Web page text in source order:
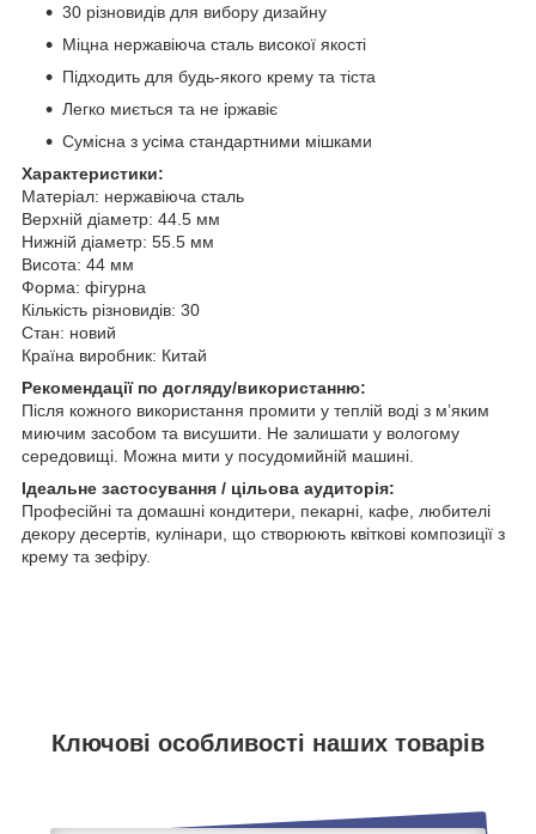
30 різновидів для вибору дизайну
Міцна нержавіюча сталь високої якості
Підходить для будь-якого крему та тіста
Легко миється та не іржавіє
Сумісна з усіма стандартними мішками
Характеристики:
Матеріал: нержавіюча сталь
Верхній діаметр: 44.5 мм
Нижній діаметр: 55.5 мм
Висота: 44 мм
Форма: фігурна
Кількість різновидів: 30
Стан: новий
Країна виробник: Китай
Рекомендації по догляду/використанню:
Після кожного використання промити у теплій воді з м’яким
миючим засобом та висушити. Не залишати у вологому
середовищі. Можна мити у посудомийній машині.
Ідеальне застосування / цільова аудиторія:
Професійні та домашні кондитери, пекарні, кафе, любителі
декору десертів, кулінари, що створюють квіткові композиції з
крему та зефіру.
Ключові особливості наших товарів